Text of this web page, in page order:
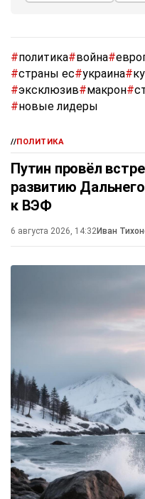
#политика#война#
#страны ес#украина#
#эксклюзив#макрон#
#новые лидеры
//ПОЛИТИКА
Путин провёл
развитию
к ВЭФ
6 августа 2026, 14:32Иван